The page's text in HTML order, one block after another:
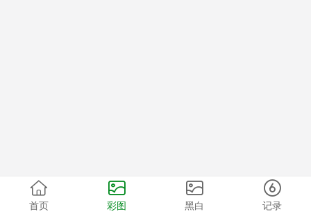
首页 彩图 黑白 记录